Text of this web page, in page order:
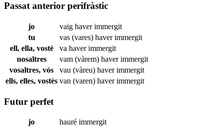
Passat anterior perifràstic
jo vaig haverimmergit
tu
vas (vares) haverimmergit
ell, ella, vostè
va haverimmergit
nosaltres
vam (vàrem) haverimmergit
vosaltres, vós
vau (vàreu) haverimmergit
ells, elles, vostès van (varen) haverimmergit
Futur perfet
jo hauré immergit